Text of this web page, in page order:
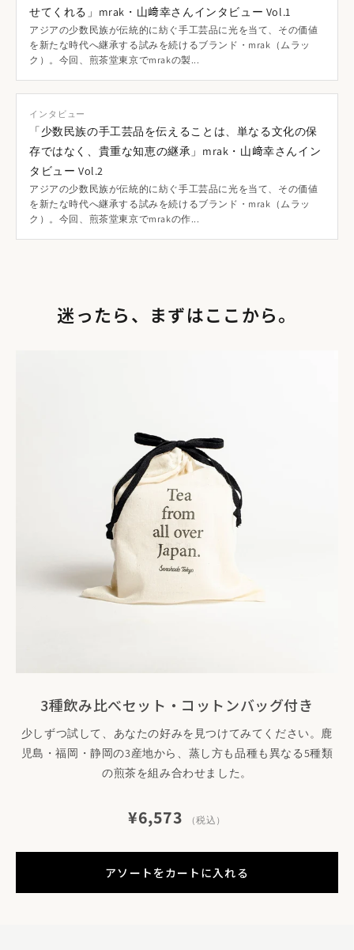
「ニットクロス」には、おおよそ10cm角サイズのご用意もあ
ります。マグカップや茶壷を置くのにちょうどいいサイズ感で
道具
少数民族の伝統が息づく、温かな手仕事。
mrakの麻織物
山﨑さん、今回はよろしくお願いします。まずは、簡単
せてくれる」mrak・山﨑幸さんインタビュー Vol.1
アジアの少数民族が伝統的に紡ぐ手工芸品に光を当て、その価値
を新たな時代へ継承する試みを続けるブランド・mrak（ムラッ
ク）。今回、煎茶堂東京でmrakの製...
インタビュー
「少数民族の手工芸品を伝えることは、単なる文化の保
存ではなく、貴重な知恵の継承」mrak・山﨑幸さんイン
タビュー Vol.2
アジアの少数民族が伝統的に紡ぐ手工芸品に光を当て、その価値
を新たな時代へ継承する試みを続けるブランド・mrak（ムラッ
ク）。今回、煎茶堂東京でmrakの作...
迷ったら、まずはここから。
3種飲み比べセット・コットンバッグ付き
少しずつ試して、あなたの好みを見つけてみてください。鹿
児島・福岡・静岡の3産地から、蒸し方も品種も異なる5種類
の煎茶を組み合わせました。
¥6,573 （税込）
アソートをカートに入れる